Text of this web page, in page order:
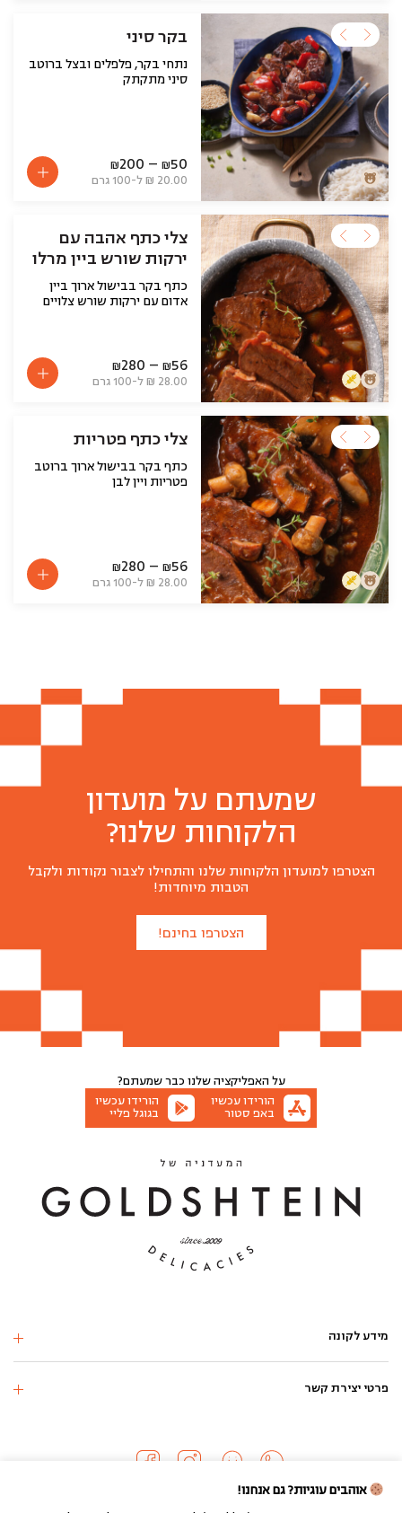
בקר סיני
נתחי בקר, פלפלים ובצל ברוטב
סיני מתקתק
₪50
–
₪200
20.00 ₪ ל-100 גרם
צלי כתף אהבה עם
ירקות שורש ביין מרלו
כתף בקר בבישול ארוך ביין
אדום עם ירקות שורש צלויים
₪56
–
₪280
28.00 ₪ ל-100 גרם
צלי כתף פטריות
כתף בקר בבישול ארוך ברוטב
פטריות ויין לבן
₪56
–
₪280
28.00 ₪ ל-100 גרם
שמעתם על מועדון
הלקוחות שלנו?
הצטרפו למועדון הלקוחות שלנו והתחילו לצבור נקודות ולקבל
הטבות מיוחדות!
הצטרפו בחינם!
על האפליקציה שלנו כבר שמעתם?
הורידו עכשיו
באפ סטור
הורידו עכשיו
בגוגל פליי
מידע לקונה
פרטי יצירת קשר
אוהבים עוגיות? גם אנחנו!